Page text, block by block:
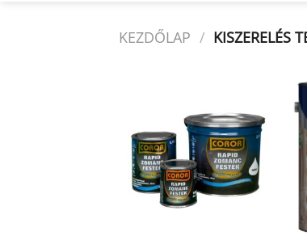
KEZDŐLAP / KISZERELÉS